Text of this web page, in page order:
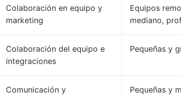
Colaboración en equipo y
marketing
Equipos
mediano,
Colaboración del equipo e
integraciones
Pequeñas y
Comunicación y
Pequeñas y